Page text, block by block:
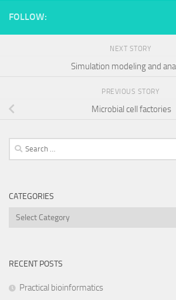
FOLLOW:
NEXT STORY
Simulation modeling and
PREVIOUS STORY
Microbial cell factories
Search
for:
CATEGORIES
Categories
RECENT POSTS
Practical bioinformatics